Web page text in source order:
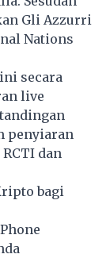
Gli Azzurri
Nations
secara
live
penyiaran
dan
bagi